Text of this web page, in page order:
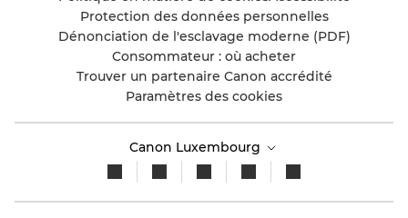
Protection des données personnelles
Dénonciation de l'esclavage moderne (PDF)
Consommateur : où acheter
Trouver un partenaire Canon accrédité
Paramètres des cookies
Canon Luxembourg